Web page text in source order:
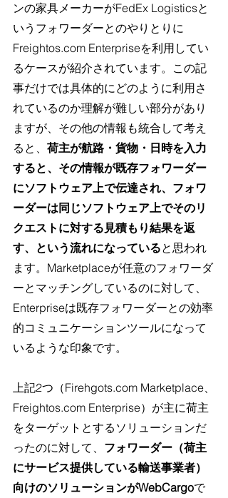
ンの家具メーカーがFedEx Logisticsと
いうフォワーダーとのやりとりに
Freightos.com Enterpriseを利用してい
るケースが紹介されています。この記
事だけでは具体的にどのように利用さ
れているのか理解が難しい部分があり
ますが、その他の情報も統合して考え
ると、 荷主が航路・貨物・日時を入力
すると、その情報が既存フォワーダー
にソフトウェア上で伝達され、フォワ
ーダーは同じソフトウェア上でそのリ
クエストに対する見積もり結果を返
す、という流れになっていると思われ
ます。Marketplaceが任意のフォワーダ
ーとマッチングしているのに対して、
Enterpriseは既存フォワーダーとの効率
的コミュニケーションツールになって
いるような印象です。
上記2つ（Firehgots.com Marketplace、
Freightos.com Enterprise）が主に荷主
をターゲットとするソリューションだ
ったのに対して、 フォワーダー（荷主
にサービス提供している輸送事業者）
向けのソリューションがWebCargoで